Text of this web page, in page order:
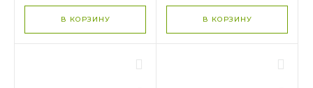
2001
В КОРЗИНУ В КОРЗИНУ